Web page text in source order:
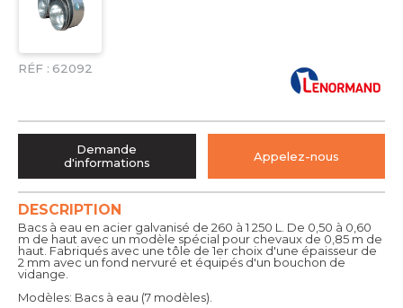
RÉF : 62092
DESCRIPTION
Bacs à eau en acier galvanisé de 260 à 1 250 L. De 0,50 à 0,60
m de haut avec un modèle spécial pour chevaux de 0,85 m de
haut. Fabriqués avec une tôle de 1er choix d'une épaisseur de
2 mm avec un fond nervuré et équipés d'un bouchon de
vidange.
Modèles: Bacs à eau (7 modèles).
Demande
d'informations
Appelez-nous